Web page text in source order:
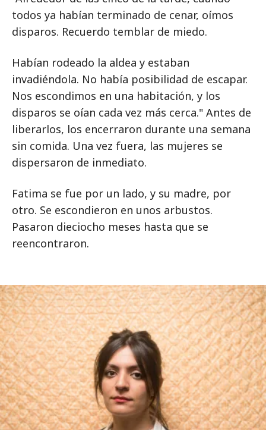
todos ya habían terminado de cenar, oímos
disparos. Recuerdo temblar de miedo.
Habían rodeado la aldea y estaban
invadiéndola. No había posibilidad de escapar.
Nos escondimos en una habitación, y los
disparos se oían cada vez más cerca." Antes de
liberarlos, los encerraron durante una semana
sin comida. Una vez fuera, las mujeres se
dispersaron de inmediato.
Fatima se fue por un lado, y su madre, por
otro. Se escondieron en unos arbustos.
Pasaron dieciocho meses hasta que se
reencontraron.